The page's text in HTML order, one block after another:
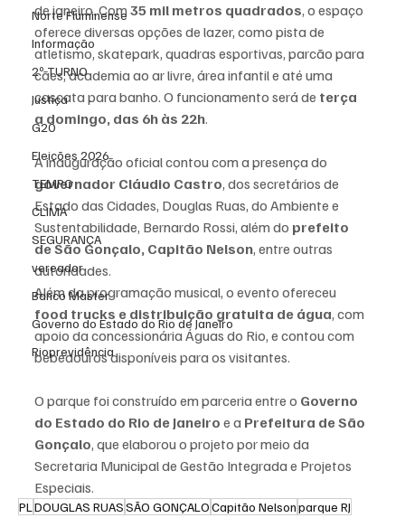
Norte Fluminense
Informação
2º TURNO
Justiça
G20
Eleições 2026
TEMPO
CLIMA
SEGURANÇA
vereador
Banco Master
Governo do Estado do Rio de Janeiro
Rioprevidência
de janeiro. Com 35 mil metros quadrados, o espaço
oferece diversas opções de lazer, como pista de
atletismo, skatepark, quadras esportivas, parcão para
cães, academia ao ar livre, área infantil e até uma
cascata para banho. O funcionamento será de terça
a domingo, das 6h às 22h.
A inauguração oficial contou com a presença do
governador Cláudio Castro, dos secretários de
Estado das Cidades, Douglas Ruas, do Ambiente e
Sustentabilidade, Bernardo Rossi, além do prefeito
de São Gonçalo, Capitão Nelson, entre outras
autoridades.
Além da programação musical, o evento ofereceu
food trucks e distribuição gratuita de água, com
apoio da concessionária Águas do Rio, e contou com
bebedouros disponíveis para os visitantes.
O parque foi construído em parceria entre o Governo
do Estado do Rio de Janeiro e a Prefeitura de São
Gonçalo, que elaborou o projeto por meio da
Secretaria Municipal de Gestão Integrada e Projetos
Especiais.
PL DOUGLAS RUASSÃO GONÇALOCapitão Nelsonparque RJ